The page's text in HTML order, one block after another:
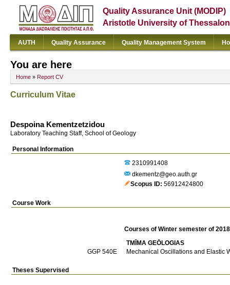
Quality Assurance Unit (MODIP)
Aristotle University of
AUTH Quality Assurance Quality Management System
You are here
Home » Report CV
Curriculum Vitae
Despoina Kementzetzidou
Laboratory Teaching Staff, School of Geology
Personal Information
2310991408
dkementz@geo.auth.gr
Scopus ID 56912424800
Course Work
Courses of Winter semester of
TMĪMA GEŌLOGIAS
GGP 540E
Mechanical Oscillations and Elastic
Theses Supervised